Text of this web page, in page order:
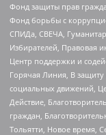
Фонд защиты прав
Фонд борьбы с
СПИДа, СВЕЧА,
Избирателей, Правовая
Центр поддержки и
Горячая Линия, В защиту
социальных движений,
Действие,
граждан,
Тольятти, Новое время,